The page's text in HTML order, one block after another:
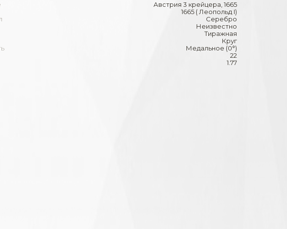
Австрия 3 крейцера, 1665
1665 ( Леопольд I)
Серебро
Неизвестно
Тиражная
Круг
Медальное (0°)
22
1.77